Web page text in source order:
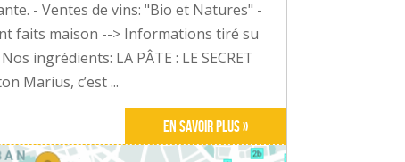
- Ventes de vins: "Bio et Natures" -
faits maison --> Informations tiré su
ingrédients: LA PÂTE : LE SECRET
Marius, c’est ...
En savoir plus »